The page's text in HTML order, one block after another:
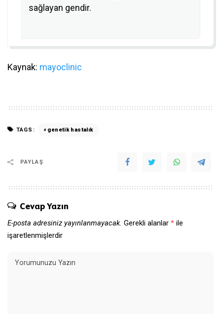
sağlayan gendir.
Kaynak: mayoclinic
TAGS: genetik hastalık
PAYLAŞ
Cevap Yazın
E-posta adresiniz yayınlanmayacak. Gerekli alanlar * ile
işaretlenmişlerdir